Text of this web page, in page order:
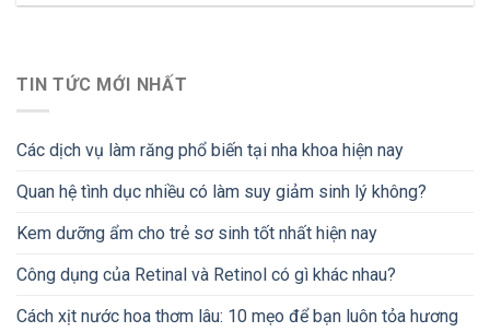
TIN TỨC MỚI NHẤT
Các dịch vụ làm răng phổ biến tại nha khoa hiện nay
Quan hệ tình dục nhiều có làm suy giảm sinh lý không?
Kem dưỡng ẩm cho trẻ sơ sinh tốt nhất hiện nay
Công dụng của Retinal và Retinol có gì khác nhau?
Cách xịt nước hoa thơm lâu: 10 mẹo để bạn luôn tỏa hương